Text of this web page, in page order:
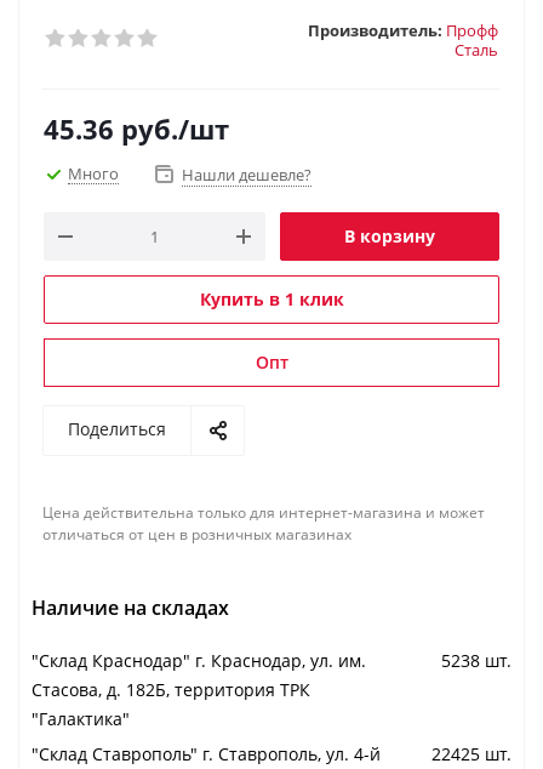
Производитель: Профф
Сталь
45.36 руб./шт
Много Нашли дешевле?
В корзину
Купить в 1 клик
Опт
Поделиться
Цена действительна только для интернет-магазина и может
отличаться от цен в розничных магазинах
Наличие на складах
"Cклад Краснодар" г. Краснодар, ул. им.
Стасова, д. 182Б, территория ТРК
"Галактика"
5238 шт.
"Cклад Ставрополь" г. Ставрополь, ул. 4-й
22425 шт.